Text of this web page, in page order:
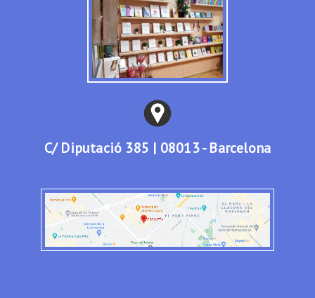
C/ Diputació 385 | 08013 - Barcelona